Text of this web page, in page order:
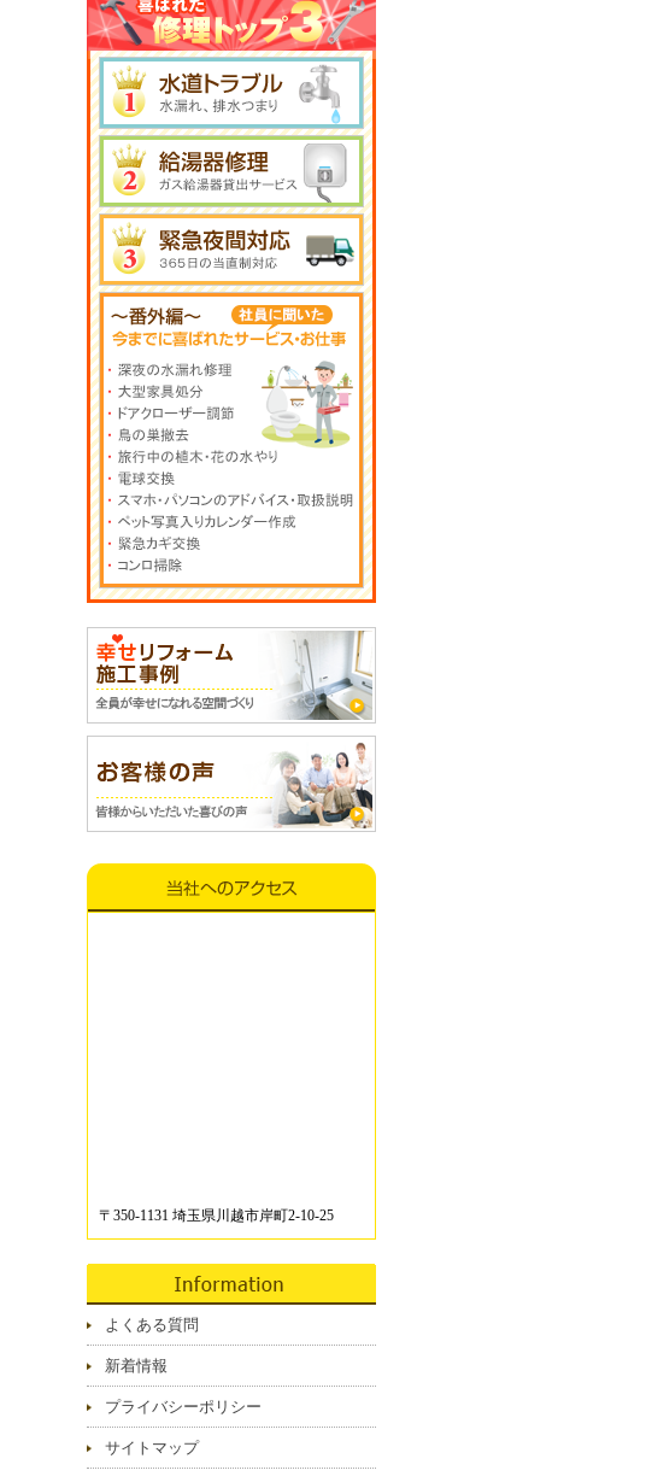
〒350-1131 埼玉県川越市岸町2-10-25
よくある質問
新着情報
プライバシーポリシー
サイトマップ